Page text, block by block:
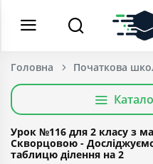
Головна Початкова
Урок №116 для 2 класу з
Скворцовою -
таблицю ділення на 2